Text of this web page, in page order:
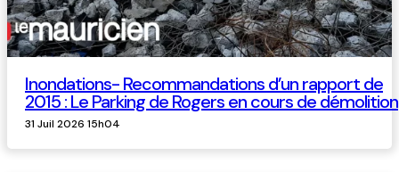
Inondations- Recommandations d’un rapport de
2015 : Le Parking de Rogers en cours de démolition
31 Juil 2026 15h04